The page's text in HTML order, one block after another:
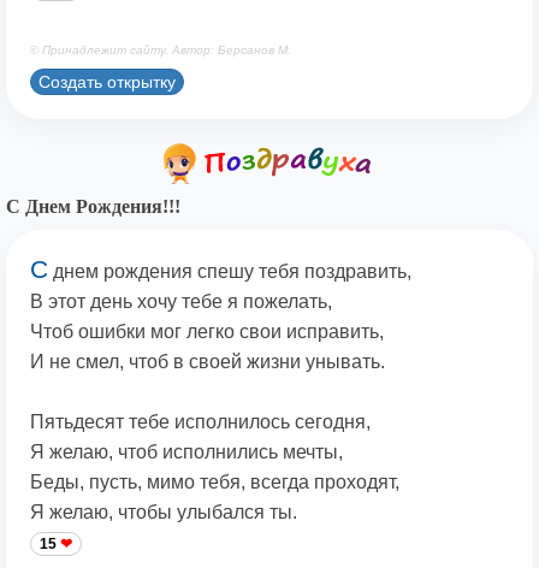
© Принадлежит сайту. Автор: Берсанов М.
Создать открытку
С Днем Рождения!!!
С днем рождения спешу тебя поздравить,
В этот день хочу тебе я пожелать,
Чтоб ошибки мог легко свои исправить,
И не смел, чтоб в своей жизни унывать.
Пятьдесят тебе исполнилось сегодня,
Я желаю, чтоб исполнились мечты,
Беды, пусть, мимо тебя, всегда проходят,
Я желаю, чтобы улыбался ты.
15